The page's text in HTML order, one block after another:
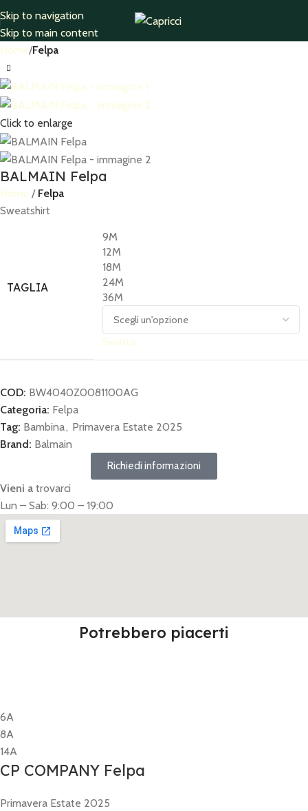
Skip to navigation
Skip to main content
Home Felpa
Click to enlarge
BALMAIN Felpa
Home
Felpa
Sweatshirt
TAGLIA
9M
12M
18M
24M
36M
Svuota
COD: BW4040Z0081100AG
Categoria: Felpa
Tag: Bambina, Primavera Estate 2025
Brand: Balmain
Richiedi informazioni
Vieni a trovarci
Lun – Sab: 9:00 – 19:00
Potrebbero piacerti
6A
8A
14A
CP COMPANY Felpa
Primavera Estate 2025